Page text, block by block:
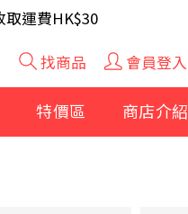
據庫存調整)
取運費HK$30
據庫存調整)
找商品 會員登入
特價區 商店介紹